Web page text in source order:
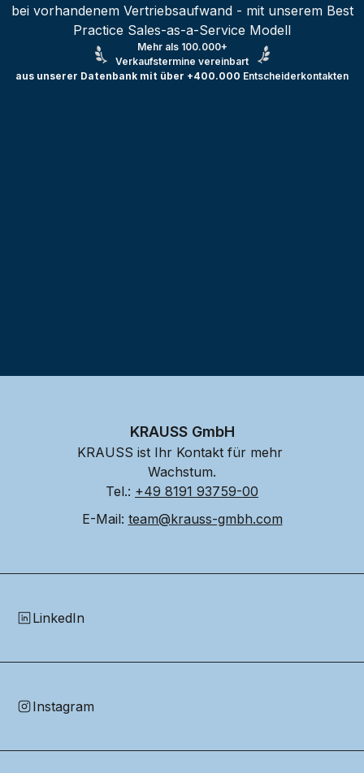
bei vorhandenem Vertriebsaufwand - mit unserem Best
Practice Sales-as-a-Service Modell
Mehr als 100.000+
Verkaufstermine vereinbart
aus unserer Datenbank mit über +400.000 Entscheiderkontakten
KRAUSS GmbH
KRAUSS ist Ihr Kontakt für mehr
Wachstum.
Tel.: +49 8191 93759-00
E-Mail: team@krauss-gmbh.com
LinkedIn
Instagram